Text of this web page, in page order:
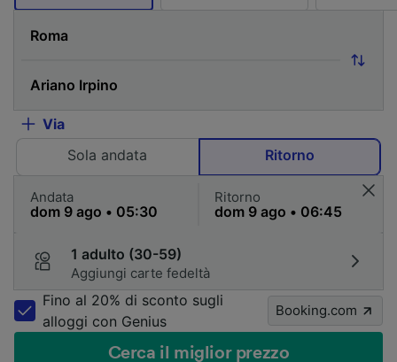
Via
Sola andata
Ritorno
Andata Ritorno
1 adulto (30-59)
Aggiungi carte fedeltà
Fino al 20% di sconto sugli
alloggi con Genius
Booking.com
Cerca il miglior prezzo